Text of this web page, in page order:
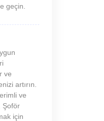
geçin.
ve
artırın.
ve
Şoför
için